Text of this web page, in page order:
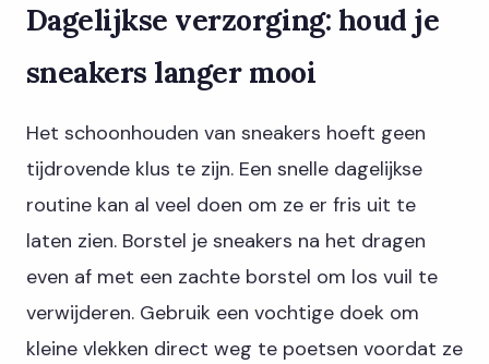
Dagelijkse verzorging: houd je
sneakers langer mooi
Het schoonhouden van sneakers hoeft geen
tijdrovende klus te zijn. Een snelle dagelijkse
routine kan al veel doen om ze er fris uit te
laten zien. Borstel je sneakers na het dragen
even af met een zachte borstel om los vuil te
verwijderen. Gebruik een vochtige doek om
kleine vlekken direct weg te poetsen voordat ze